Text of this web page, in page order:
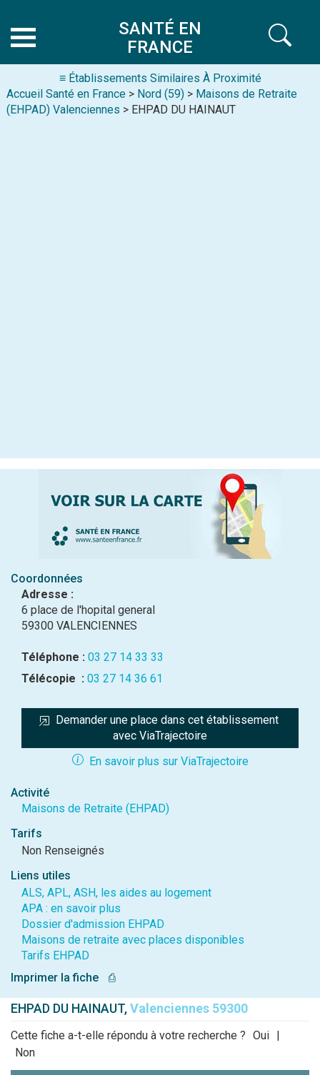
SANTÉ EN
FRANCE
≡ Établissements Similaires À Proximité
Accueil Santé en France > Nord (59) > Maisons de Retraite
(EHPAD) Valenciennes > EHPAD DU HAINAUT
Coordonnées
Adresse :
6 place de l'hopital general
59300 VALENCIENNES
Téléphone : 03 27 14 33 33
Télécopie : 03 27 14 36 61
Demander une place dans cet établissement
avec ViaTrajectoire
En savoir plus sur ViaTrajectoire
Activité
Maisons de Retraite (EHPAD)
Tarifs
Non Renseignés
Liens utiles
ALS, APL, ASH, les aides au logement
APA : en savoir plus
Dossier d'admission EHPAD
Maisons de retraite avec places disponibles
Tarifs EHPAD
Imprimer la fiche
⎙
EHPAD DU HAINAUT,Valenciennes 59300
Cette fiche a-t-elle répondu à votre recherche ? Oui |
Non